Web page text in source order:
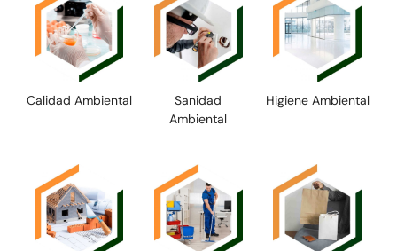
Sanidad
Ambiental
Calidad Ambiental Higiene Ambiental